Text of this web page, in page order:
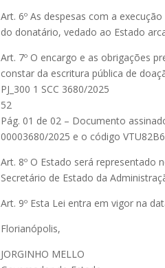
Art. 6º As despesas com a
do donatário, vedado ao Estado
Art. 7º O encargo e as obrigações
constar da escritura pública de
PJ_300 1 SCC 3680/2025
52
Pág. 01 de 02 – Documento
00003680/2025 e o código
Art. 8º O Estado será representado
Secretário de Estado da
Art. 9º Esta Lei entra em vigor na
Florianópolis,
JORGINHO MELLO